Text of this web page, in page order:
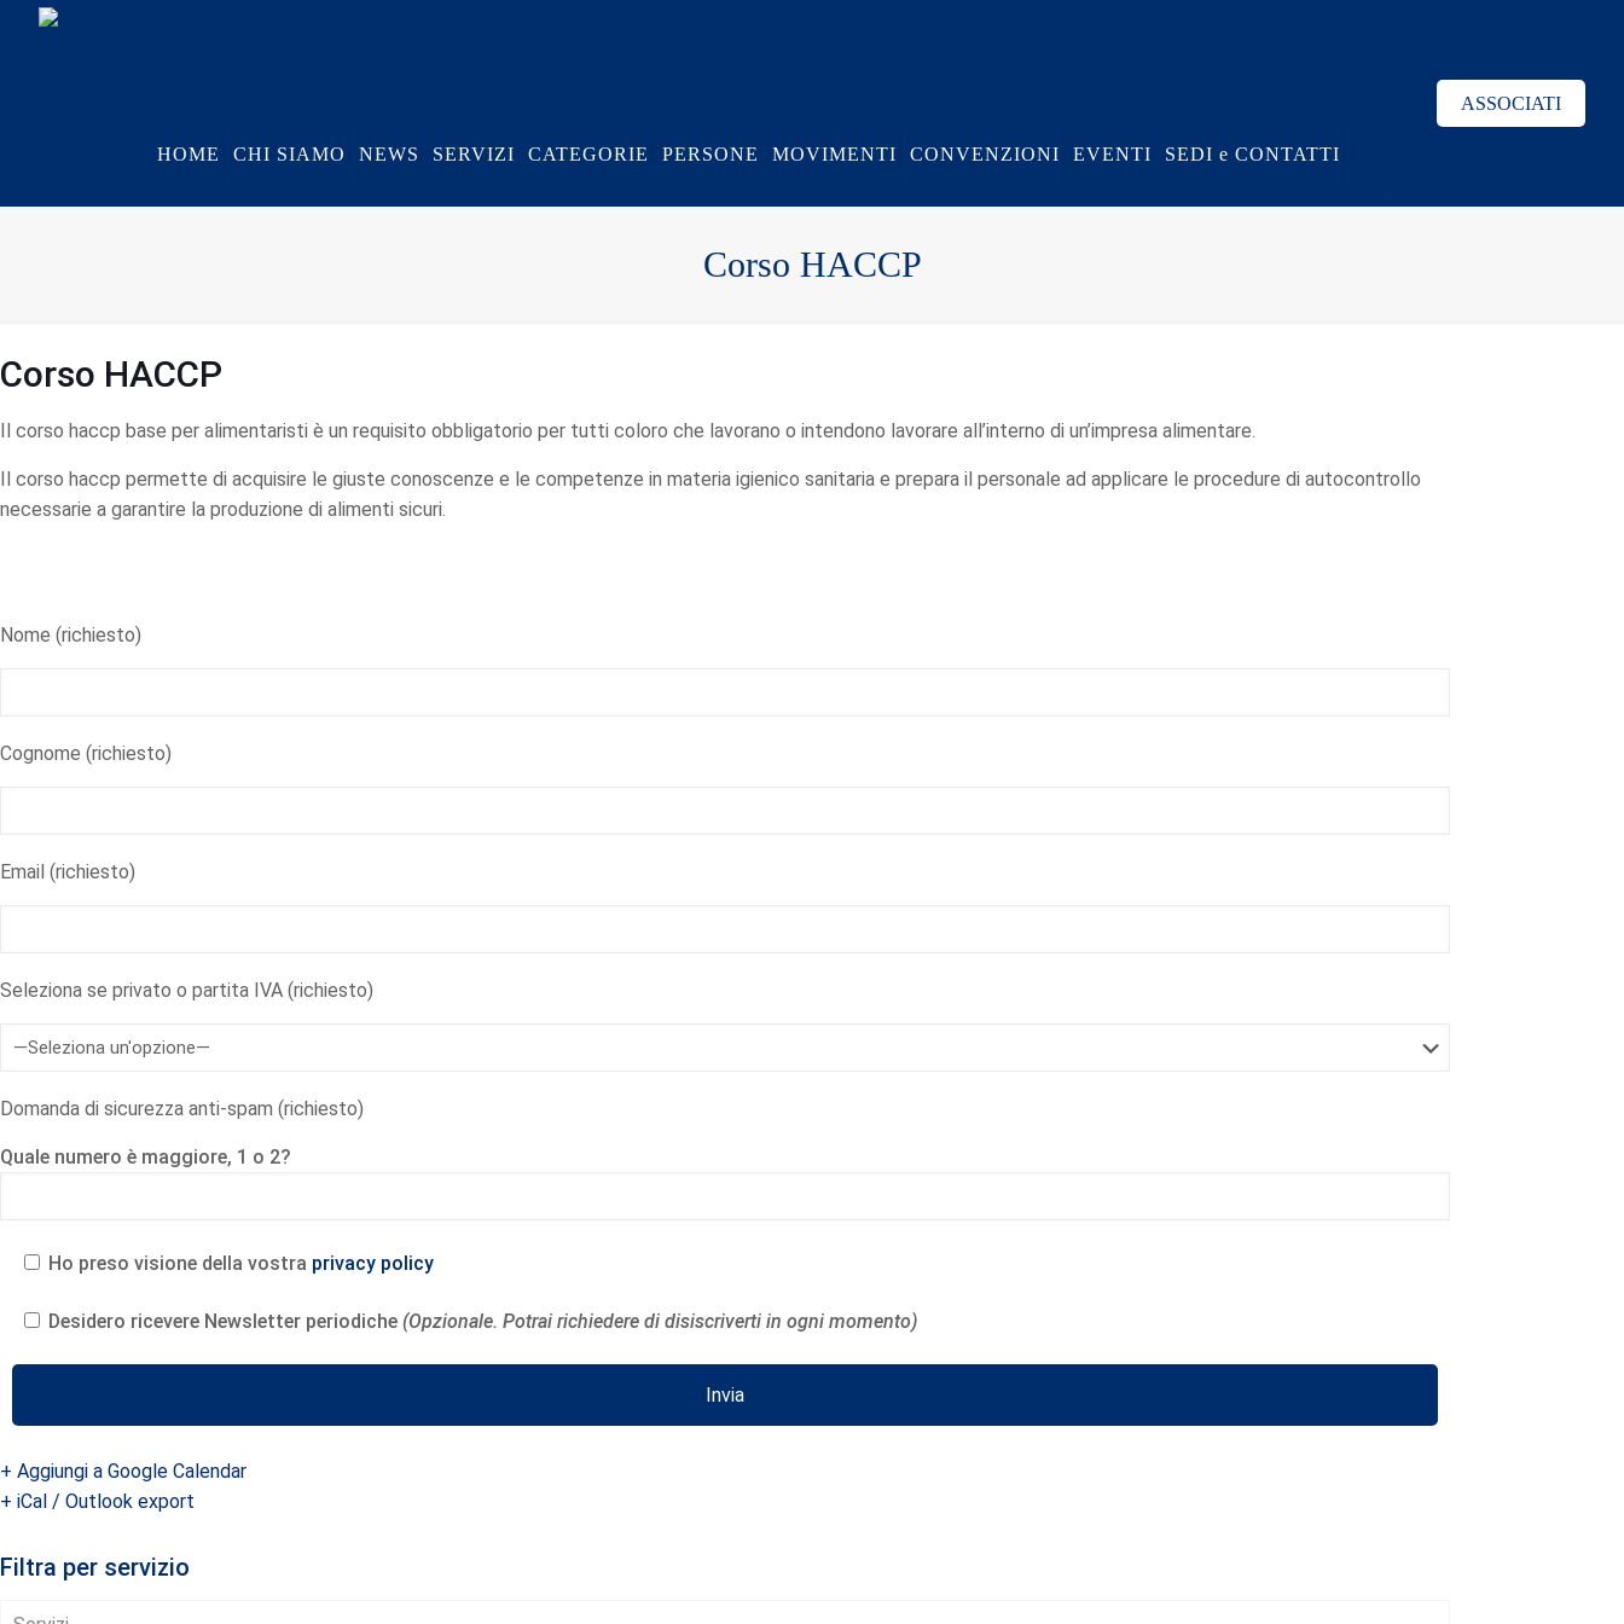
HOME CHI SIAMO NEWS SERVIZI CATEGORIE PERSONE MOVIMENTI CONVENZIONI EVENTI SEDI e CONTATTI
ASSOCIATI
Corso HACCP
Corso HACCP
Il corso haccp base per alimentaristi è un requisito obbligatorio per tutti coloro che lavorano o intendono lavorare all’interno di un’impresa alimentare.
Il corso haccp permette di acquisire le giuste conoscenze e le competenze in materia igienico sanitaria e prepara il personale ad applicare le procedure di autocontrollo
necessarie a garantire la produzione di alimenti sicuri.
Nome (richiesto)
Cognome (richiesto)
Email (richiesto)
Seleziona se privato o partita IVA (richiesto)
Domanda di sicurezza anti-spam (richiesto)
Quale numero è maggiore, 1 o 2?
Ho preso visione della vostra privacy policy
Desidero ricevere Newsletter periodiche (Opzionale. Potrai richiedere di disiscriverti in ogni momento)
+ Aggiungi a Google Calendar
+ iCal / Outlook export
Filtra per servizio